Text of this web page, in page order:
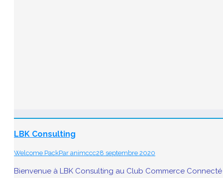
LBK Consulting
Welcome PackPar animccc28 septembre 2020
Bienvenue à LBK Consulting au Club Commerce